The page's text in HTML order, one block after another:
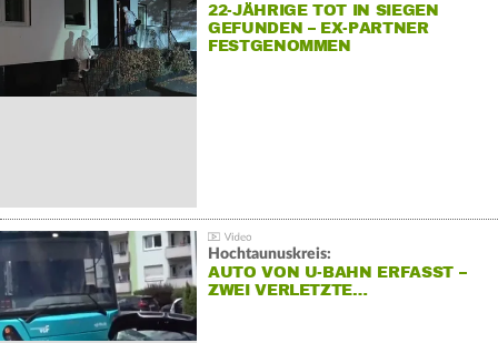
22-JÄHRIGE TOT IN SIEGEN
GEFUNDEN – EX-PARTNER
FESTGENOMMEN
Hochtaunuskreis:
AUTO VON U-BAHN ERFASST –
ZWEI VERLETZTE…